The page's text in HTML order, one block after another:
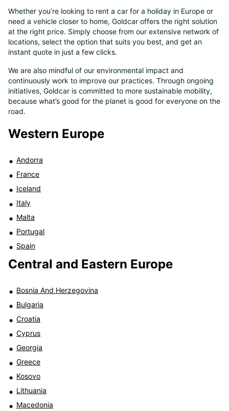
8
Whether you’re looking to rent a car for a holiday in Europe or
need a vehicle closer to home, Goldcar offers the right solution
at the right price. Simply choose from our extensive network of
locations, select the option that suits you best, and get an
instant quote in just a few clicks.
We are also mindful of our environmental impact and
continuously work to improve our practices. Through ongoing
initiatives, Goldcar is committed to more sustainable mobility,
because what’s good for the planet is good for everyone on the
road.
Western Europe
Andorra
France
Iceland
Italy
Malta
Portugal
Spain
Central and Eastern Europe
Bosnia And Herzegovina
Bulgaria
Croatia
Cyprus
Georgia
Greece
Kosovo
Lithuania
Macedonia